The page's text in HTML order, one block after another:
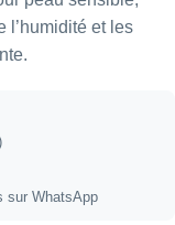
l’humidité et les
sur WhatsApp